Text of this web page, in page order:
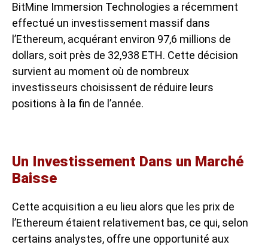
BitMine Immersion Technologies a récemment
effectué un investissement massif dans
l’Ethereum, acquérant environ 97,6 millions de
dollars, soit près de 32,938 ETH. Cette décision
survient au moment où de nombreux
investisseurs choisissent de réduire leurs
positions à la fin de l’année.
Un Investissement Dans un Marché
Baisse
Cette acquisition a eu lieu alors que les prix de
l’Ethereum étaient relativement bas, ce qui, selon
certains analystes, offre une opportunité aux